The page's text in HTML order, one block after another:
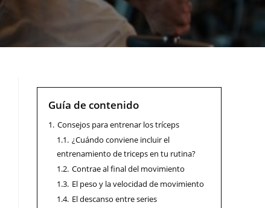
Guía de contenido
1. Consejos para entrenar los tríceps
1.1. ¿Cuándo conviene incluir el
entrenamiento de triceps en tu rutina?
1.2. Contrae al final del movimiento
1.3. El peso y la velocidad de movimiento
1.4. El descanso entre series